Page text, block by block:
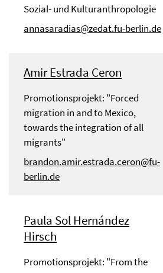
Sozial- und Kulturanthropologie
annasaradias@zedat.fu-berlin.de
Amir Estrada Ceron
Promotionsprojekt: "Forced
migration in and to Mexico,
towards the integration of all
migrants"
brandon.amir.estrada.ceron@fu-
berlin.de
Paula Sol Hernández
Hirsch
Promotionsprojekt: "From the